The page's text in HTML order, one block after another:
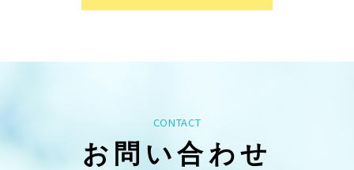
CONTACT
お問い合わせ